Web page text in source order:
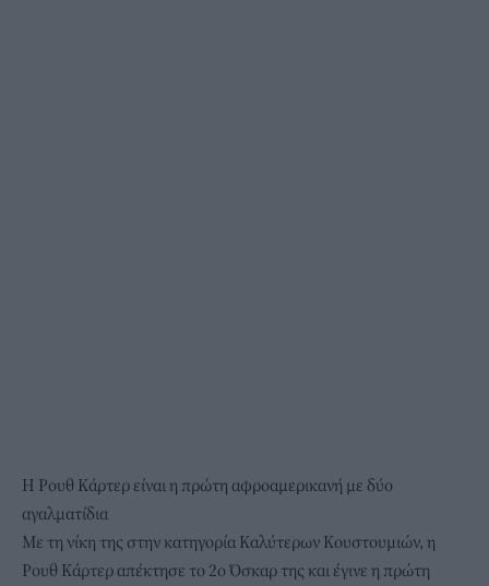
Η Ρουθ Κάρτερ είναι η πρώτη αφροαμερικανή με δύο
αγαλματίδια
Με τη νίκη της στην κατηγορία Καλύτερων Κουστουμιών, η
Ρουθ Κάρτερ απέκτησε το 2ο Όσκαρ της και έγινε η πρώτη